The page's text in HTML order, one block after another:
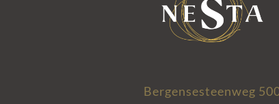
Bergensesteenweg